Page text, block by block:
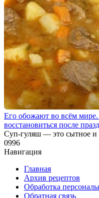
Его обожают во всём
восстановиться после
Суп-гуляш — это сытное и
0996
Навигация
Главная
Архив рецептов
Обработка
Обратная связь